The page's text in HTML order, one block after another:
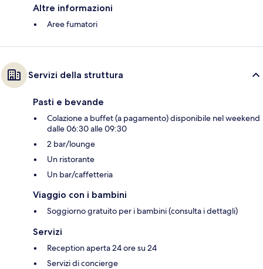
Altre informazioni
Aree fumatori
Servizi della struttura
Pasti e bevande
Colazione a buffet (a pagamento) disponibile nel weekend
dalle 06:30 alle 09:30
2 bar/lounge
Un ristorante
Un bar/caffetteria
Viaggio con i bambini
Soggiorno gratuito per i bambini (consulta i dettagli)
Servizi
Reception aperta 24 ore su 24
Servizi di concierge